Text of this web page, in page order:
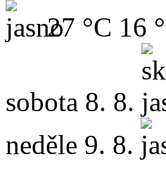
27 °C 16
sobota 8. 8.
neděle 9. 8.